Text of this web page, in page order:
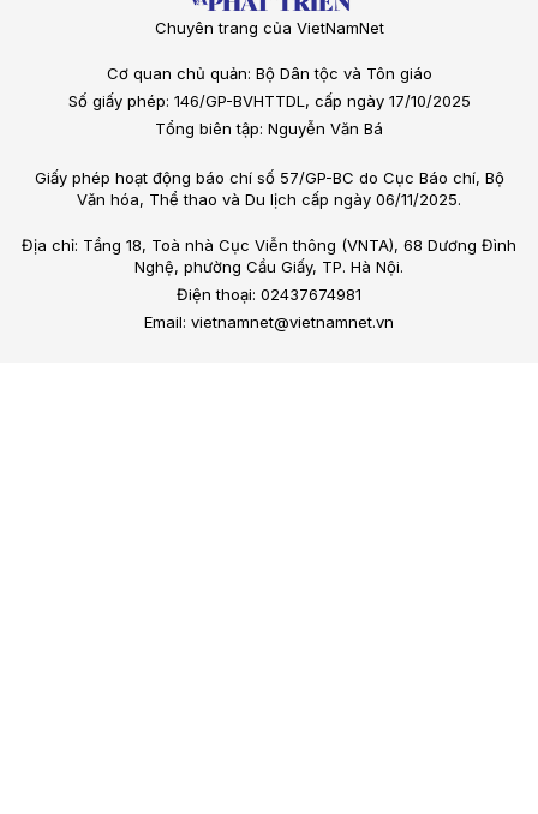
Chuyên trang của VietNamNet
Cơ quan chủ quản: Bộ Dân tộc và Tôn giáo
Số giấy phép: 146/GP-BVHTTDL, cấp ngày 17/10/2025
Tổng biên tập: Nguyễn Văn Bá
Giấy phép hoạt động báo chí số 57/GP-BC do Cục Báo chí, Bộ
Văn hóa, Thể thao và Du lịch cấp ngày 06/11/2025.
Địa chỉ: Tầng 18, Toà nhà Cục Viễn thông (VNTA), 68 Dương Đình
Nghệ, phường Cầu Giấy, TP. Hà Nội.
Điện thoại: 02437674981
Email: vietnamnet@vietnamnet.vn